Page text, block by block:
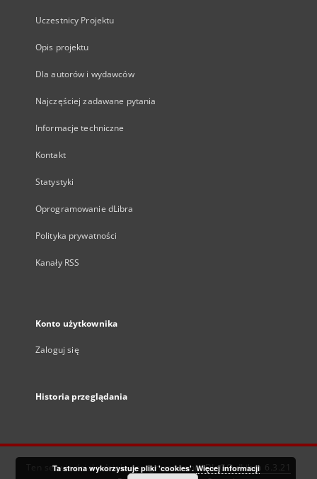
Uczestnicy Projektu
Opis projektu
Dla autorów i wydawców
Najczęściej zadawane pytania
Informacje techniczne
Kontakt
Statystyki
Oprogramowanie dLibra
Polityka prywatności
Kanały RSS
Konto użytkownika
Zaloguj się
Historia przeglądania
Ten serwis działa dzięki oprogramowaniuDInGO dLibra 6.3.21
Ta strona wykorzystuje pliki 'cookies'. Więcej informacji